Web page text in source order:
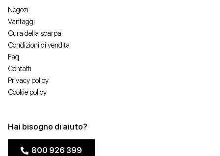
Negozi
Vantaggi
Cura della scarpa
Condizioni di vendita
Faq
Contatti
Privacy policy
Cookie policy
Hai bisogno di aiuto?
800 926 399